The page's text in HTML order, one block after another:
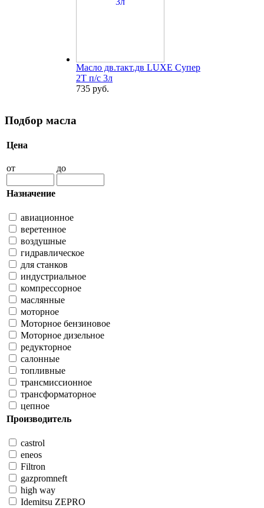
Масло дв.такт.дв LUXE Супер
2Т п/с 3л
735 руб.
Подбор масла
Цена
от до
Назначение
авиационное
веретенное
воздушные
гидравлическое
для станков
индустриальное
компрессорное
маслянные
моторное
Моторное бензиновое
Моторное дизельное
редукторное
салонные
топливные
трансмиссионное
трансформаторное
цепное
Производитель
castrol
eneos
Filtron
gazpromneft
high way
Idemitsu ZEPRO